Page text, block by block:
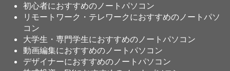
初心者におすすめのノートパソコン
リモートワーク・テレワークにおすすめのノートパソ
コン
大学生・専門学生におすすめのノートパソコン
動画編集におすすめのノートパソコン
デザイナーにおすすめのノートパソコン